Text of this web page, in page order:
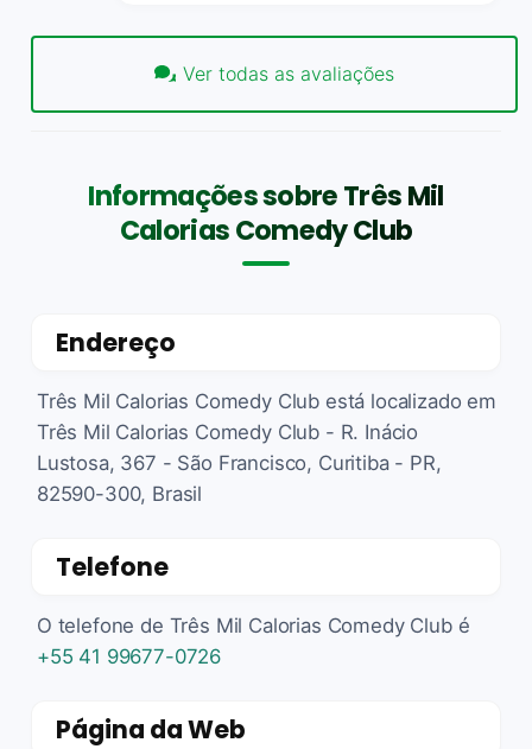
Ver todas as avaliações
Informações sobre Três Mil
Calorias Comedy Club
Endereço
Três Mil Calorias Comedy Club está localizado em
Três Mil Calorias Comedy Club - R. Inácio
Lustosa, 367 - São Francisco, Curitiba - PR,
82590-300, Brasil
Telefone
O telefone de Três Mil Calorias Comedy Club é
+55 41 99677-0726
Página da Web